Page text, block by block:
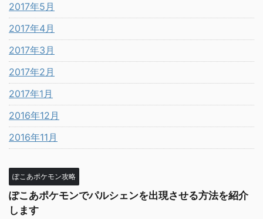
2017年5月
2017年4月
2017年3月
2017年2月
2017年1月
2016年12月
2016年11月
ぽこあポケモン攻略
ぽこあポケモンでパルシェンを出現させる方法を紹介
します